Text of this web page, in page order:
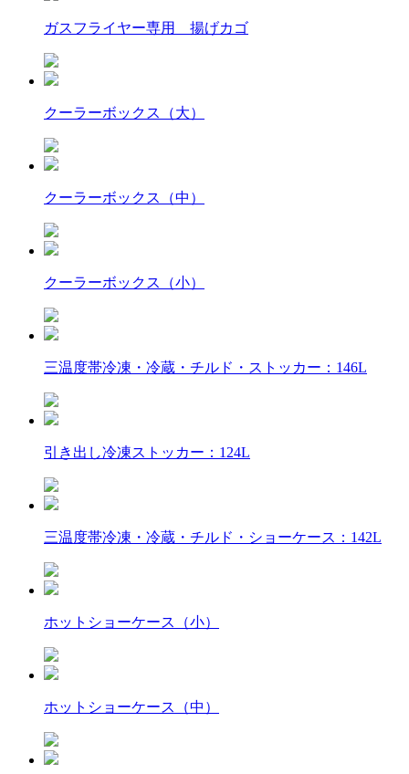
ガスフライヤー専用 揚げカゴ
クーラーボックス（大）
クーラーボックス（中）
クーラーボックス（小）
三温度帯冷凍・冷蔵・チルド・ストッカー：146L
引き出し冷凍ストッカー：124L
三温度帯冷凍・冷蔵・チルド・ショーケース：142L
ホットショーケース（小）
ホットショーケース（中）